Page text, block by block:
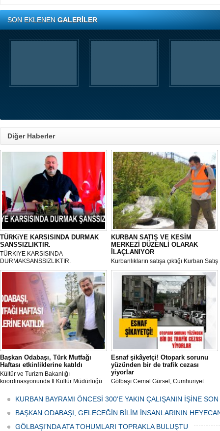
SON EKLENENGALERİLER
Diğer Haberler
TÜRKiYE KARSISINDA DURMAK
SANSSIZLIKTIR.
TÜRKIYE KARSISINDA
DURMAKSANSSIZLIKTIR.
KURBAN SATIŞ VE KESİM
MERKEZİ DÜZENLİ OLARAK
İLAÇLANIYOR
Kurbanlıkların satışa çıktığı Kurban Satış
ve Kesim Merkezi, haşere ve
mikropların önüne geçilmesi amacıyla
her gün Gölbaşı Belediyesi ekipleri
tarafından düzenli olarak ilaçlanıyor.
Başkan Odabaşı, Türk Mutfağı
Haftası etkinliklerine katıldı
Kültür ve Turizm Bakanlığı
koordinasyonunda İl Kültür Müdürlüğü
Haftası" etkinlikleri Ankara'da devam
ediyor.
Esnaf şikâyetçi! Otopark sorunu
yüzünden bir de trafik cezası
yiyorlar
Gölbaşı Cemal Gürsel, Cumhuriyet
bulunan esnaf ve alışverişe gelen
vatandaşlar park cezaları yüzünden
canından bezdi.
KURBAN BAYRAMI ÖNCESİ 300'E YAKIN ÇALIŞANIN İŞİNE
BAŞKAN ODABAŞI, GELECEĞİN BİLİM İNSANLARININ
GÖLBAŞI’NDA ATA TOHUMLARI TOPRAKLA BULUŞTU